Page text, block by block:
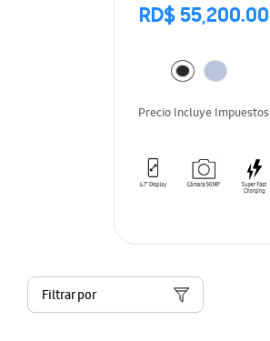
RD$ 55,200.00
Precio Incluye Impuestos
Filtrar por